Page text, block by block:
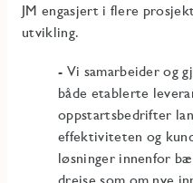
JM engasjert i flere
utvikling.
- Vi samarbeider og
både etablerte
oppstartsbedrifter
effektiviteten og
løsninger innenfor
dreise som om nye